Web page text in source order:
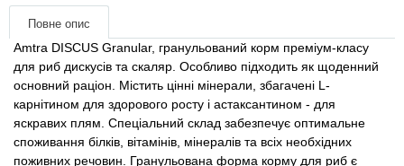
Повне опис
Amtra DISCUS Granular, гранульований корм преміум-класу
для риб дискусів та скаляр. Особливо підходить як щоденний
основний раціон. Містить цінні мінерали, збагачені L-
карнітином для здорового росту і астаксантином - для
яскравих плям. Спеціальний склад забезпечує оптимальне
споживання білків, вітамінів, мінералів та всіх необхідних
поживних речовин. Гранульована форма корму для риб є
Товари для голубів
Товари для гризунів
Товари для коней
Товари для людей